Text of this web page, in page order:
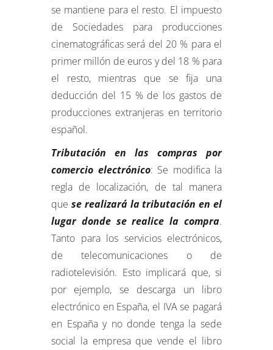
se mantiene para el resto. El impuesto
de Sociedades para producciones
cinematográficas será del 20 % para el
primer millón de euros y del 18 % para
el resto, mientras que se fija una
deducción del 15 % de los gastos de
producciones extranjeras en territorio
español.
Tributación en las compras por
comercio electrónico: Se modifica la
regla de localización, de tal manera
que se realizará la tributación en el
lugar donde se realice la compra.
Tanto para los servicios electrónicos,
de telecomunicaciones o de
radiotelevisión. Esto implicará que, si
por ejemplo, se descarga un libro
electrónico en España, el IVA se pagará
en España y no donde tenga la sede
social la empresa que vende el libro